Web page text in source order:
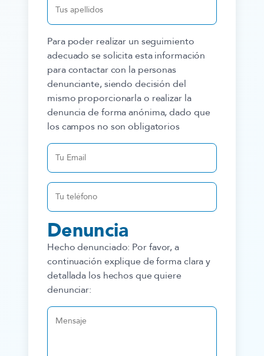
Para poder realizar un seguimiento
adecuado se solicita esta información
para contactar con la personas
denunciante, siendo decisión del
mismo proporcionarla o realizar la
denuncia de forma anónima, dado que
los campos no son obligatorios
Denuncia
Hecho denunciado: Por favor, a
continuación explique de forma clara y
detallada los hechos que quiere
denunciar: